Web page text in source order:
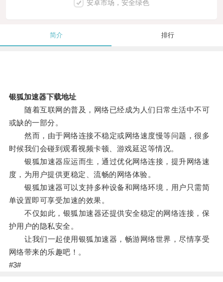
安卓市场，安全绿色
简介 排行
银狐加速器下载地址
随着互联网的普及，网络已经成为人们日常生活中不可
或缺的一部分。
然而，由于网络连接不稳定或网络速度慢等问题，很多
时候我们会碰到观看视频卡顿、游戏延迟等情况。
银狐加速器应运而生，通过优化网络连接，提升网络速
度，为用户提供更稳定、流畅的网络体验。
银狐加速器可以支持多种设备和网络环境，用户只需简
单设置即可享受加速的效果。
不仅如此，银狐加速器还提供安全稳定的网络连接，保
护用户的隐私安全。
让我们一起使用银狐加速器，畅游网络世界，尽情享受
网络带来的乐趣吧！。
#3#